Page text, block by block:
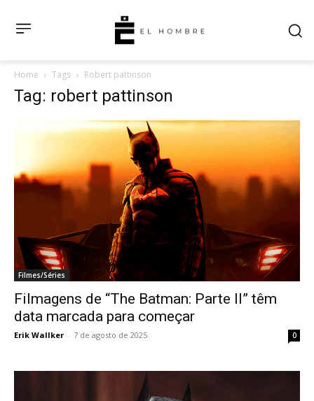
Home Tags Robert pattinson
Tag: robert pattinson
Filmes/Séries
Filmagens de “The Batman: Parte II” têm
data marcada para começar
Erik Wallker - 7 de agosto de 2025 0